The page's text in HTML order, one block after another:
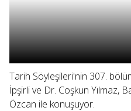
Tarih Söyleşileri'nin 307.
İpşirli ve Dr. Coşkun Yılmaz,
Özcan ile konuşuyor.